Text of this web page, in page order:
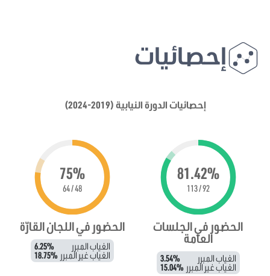
إحصائيات
إحصائيات الدورة النيابية (2019-2024)
81.42%
92 / 113
الحضور في الجلسات
العامة
الغياب المبرر 3.54%
الغياب غير المبرر 15.04%
75%
48 / 64
الحضور في اللجان القارّة
الغياب المبرر 6.25%
الغياب غير المبرر 18.75%